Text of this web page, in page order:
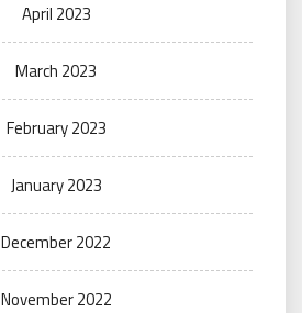
April 2023
March 2023
February 2023
January 2023
December 2022
November 2022